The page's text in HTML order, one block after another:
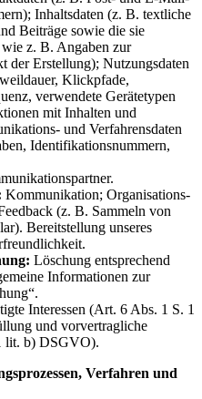
Inhaltsdaten (z. B. textliche
Beiträge sowie die sie
z. B. Angaben zur
der Erstellung); Nutzungsdaten
Klickpfade,
verwendete Gerätetypen
mit Inhalten und
und Verfahrensdaten
Identifikationsnummern,
Kommunikation; Organisations-
(z. B. Sammeln von
Bereitstellung unseres
Löschung entsprechend
Informationen zur
Interessen (Art. 6 Abs. 1 S. 1
und vorvertragliche
lit. b) DSGVO).
Verfahren und